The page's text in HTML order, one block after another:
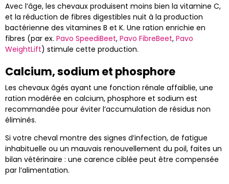
Avec l’âge, les chevaux produisent moins bien la vitamine C,
et la réduction de fibres digestibles nuit à la production
bactérienne des vitamines B et K. Une ration enrichie en
fibres (par ex. Pavo SpeediBeet, Pavo FibreBeet, Pavo
WeightLift) stimule cette production.
Calcium, sodium et phosphore
Les chevaux âgés ayant une fonction rénale affaiblie, une
ration modérée en calcium, phosphore et sodium est
recommandée pour éviter l’accumulation de résidus non
éliminés.
Si votre cheval montre des signes d’infection, de fatigue
inhabituelle ou un mauvais renouvellement du poil, faites un
bilan vétérinaire : une carence ciblée peut être compensée
par l’alimentation.